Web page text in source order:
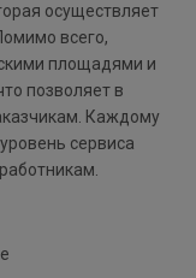
осуществляет
всего,
площадями и
позволяет в
Каждому
сервиса